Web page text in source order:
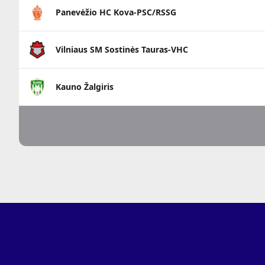
Panevėžio HC Kova-PSC/RSSG
Vilniaus SM Sostinės Tauras-VHC
Kauno Žalgiris